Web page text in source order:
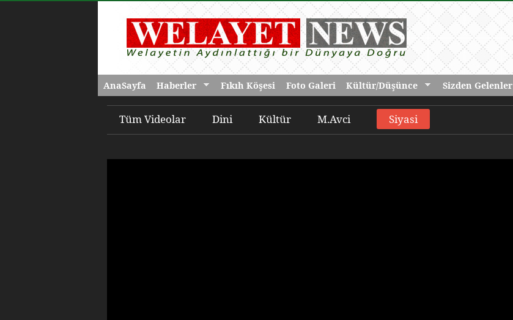
AnaSayfa Haberler Fıkıh Köşesi Foto Galeri Kültür/Düşünce Sizden Gelenler
Tüm Videolar Dini Kültür M.Avci Siyasi